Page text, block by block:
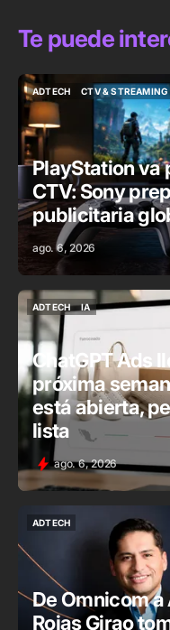
Te puede
ADTECH
ADTECH
CTV & STREAMING
CTV &
PlayStation va
CTV: Sony
publicitaria
ago. 6, 2026
ADTECH
ADTECH
IA
ChatGPT Ads
próxima
está abierta,
lista
ago. 6, 2026
ADTECH
De Omnicom
Rojas Girao